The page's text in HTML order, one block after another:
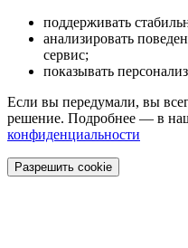
поддерживать
анализировать
сервис;
показывать
Если вы передумали, вы
решение. Подробнее — в
конфиденциальности
Разрешить cookie